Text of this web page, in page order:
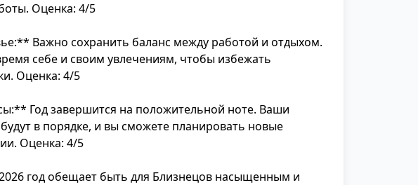
Оценка: 4/5
Важно сохранить баланс между работой и отдыхом.
себе и своим увлечениям, чтобы избежать
Оценка: 4/5
Год завершится на положительной ноте. Ваши
в порядке, и вы сможете планировать новые
Оценка: 4/5
год обещает быть для Близнецов насыщенным и